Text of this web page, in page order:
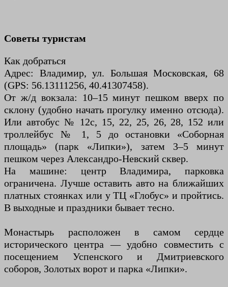
Советы туристам
Как добраться
Адрес: Владимир, ул. Большая Московская, 68
(GPS: 56.13111256, 40.41307458).
От ж/д вокзала: 10–15 минут пешком вверх по
склону (удобно начать прогулку именно отсюда).
Или автобус № 12с, 15, 22, 25, 26, 28, 152 или
троллейбус № 1, 5 до остановки «Соборная
площадь» (парк «Липки»), затем 3–5 минут
пешком через Александро-Невский сквер.
На машине: центр Владимира, парковка
ограничена. Лучше оставить авто на ближайших
платных стоянках или у ТЦ «Глобус» и пройтись.
В выходные и праздники бывает тесно.
Монастырь расположен в самом сердце
исторического центра — удобно совместить с
посещением Успенского и Дмитриевского
соборов, Золотых ворот и парка «Липки».